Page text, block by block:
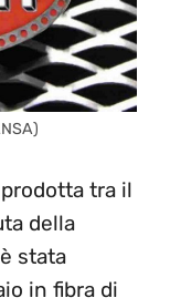
tra il
della
stata
in fibra di